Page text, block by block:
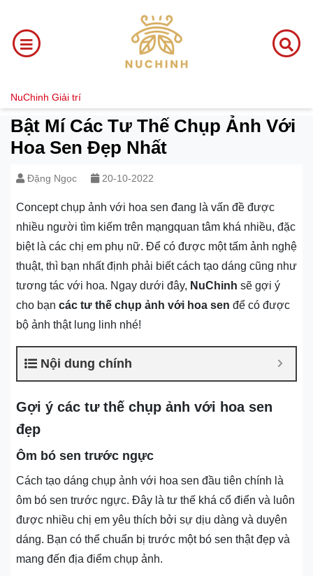
NuChinh Giải trí
Bật Mí Các Tư Thế Chụp Ảnh Với
Hoa Sen Đẹp Nhất
Đặng Ngọc 20-10-2022
Concept chụp ảnh với hoa sen đang là vấn đề được
nhiều người tìm kiếm trên mạngquan tâm khá nhiều, đặc
biệt là các chị em phụ nữ. Để có được một tấm ảnh nghệ
thuật, thì bạn nhất định phải biết cách tạo dáng cũng như
tương tác với hoa. Ngay dưới đây, NuChinh sẽ gợi ý
cho bạn các tư thế chụp ảnh với hoa sen để có được
bộ ảnh thật lung linh nhé!
Nội dung chính
Gợi ý các tư thế chụp ảnh với hoa sen
đẹp
Ôm bó sen trước ngực
Cách tạo dáng chụp ảnh với hoa sen đầu tiên chính là
ôm bó sen trước ngực. Đây là tư thế khá cổ điển và luôn
được nhiều chị em yêu thích bởi sự dịu dàng và duyên
dáng. Bạn có thể chuẩn bị trước một bó sen thật đẹp và
mang đến địa điểm chụp ảnh.